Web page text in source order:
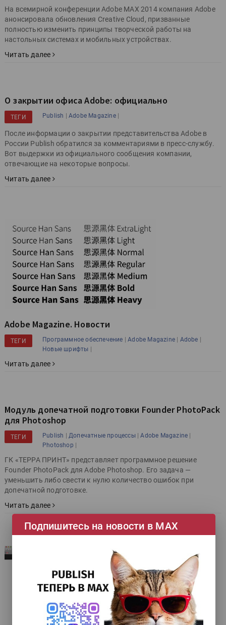
На всемирной конференции Adobe MAX 2014 компания Adobe
анонсировала обновления Creative Cloud, призванные
полностью изменить принципы творческой работы на
настольных системах и мобильных устройствах.
Читать далее
О закрытии офиса Adobe: официально
ТЕГИ Publish |Adobe Magazine|
После информации о закрытии представительства Adobe в
России Publish обратился за комментариями в пресс-службу.
Вот выдержки из официального сообщения компании,
отвечающие на некоторые вопросы.
Читать далее
Adobe Magazine. Новости
ТЕГИ Программное обеспечение |Adobe Magazine | Adobe |
Новые шрифты |
Читать далее
Модуль допечатной подготовки Founder PhotoPack
для Photoshop
ТЕГИ Publish |Допечатные процессы|Adobe Magazine |
Photoshop |
ГК «ТЕРРА ПРИНТ» представляет программное решение
Founder PhotoPack для Adobe Photoshop. Его задача —
уменьшить либо свести к нулю количество ошибок при
допечатной подготовке.
Читать далее
Подпишитесь на новости в МАХ